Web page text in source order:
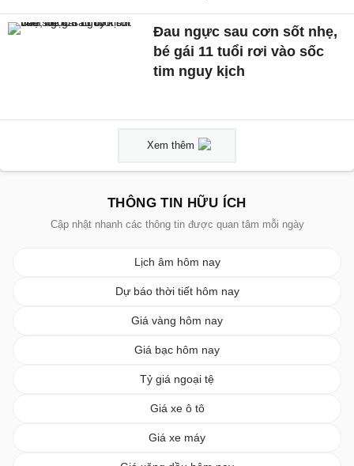
Đau ngực sau cơn sốt nhẹ,
bé gái 11 tuổi rơi vào sốc
tim nguy kịch
Xem thêm
THÔNG TIN HỮU ÍCH
Cập nhật nhanh các thông tin được quan tâm mỗi ngày
Lịch âm hôm nay
Dự báo thời tiết hôm nay
Giá vàng hôm nay
Giá bạc hôm nay
Tỷ giá ngoại tệ
Giá xe ô tô
Giá xe máy